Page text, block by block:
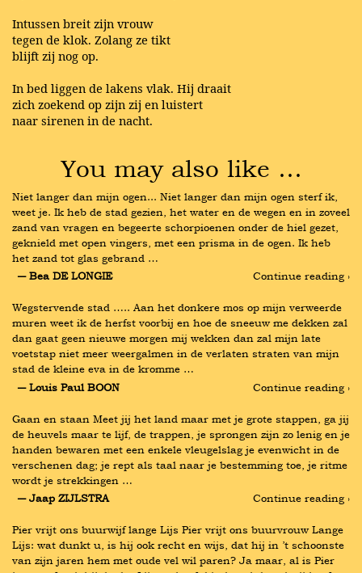
Intussen breit zijn vrouw
tegen de klok. Zolang ze tikt
blijft zij nog op.
In bed liggen de lakens vlak. Hij draait
zich zoekend op zijn zij en luistert
naar sirenen in de nacht.
You may also like …
Niet langer dan mijn ogen... Niet langer dan mijn ogen sterf ik,
weet je. Ik heb de stad gezien, het water en de wegen en in zoveel
zand van vragen en begeerte schorpioenen onder de hiel gezet,
geknield met open vingers, met een prisma in de ogen. Ik heb
het zand tot glas gebrand …
― Bea DE LONGIE
Continue reading ›
Wegstervende stad ….. Aan het donkere mos op mijn verweerde
muren weet ik de herfst voorbij en hoe de sneeuw me dekken zal
dan gaat geen nieuwe morgen mij wekken dan zal mijn late
voetstap niet meer weergalmen in de verlaten straten van mijn
stad de kleine eva in de kromme …
― Louis Paul BOON
Continue reading ›
Gaan en staan Meet jij het land maar met je grote stappen, ga jij
de heuvels maar te lijf, de trappen, je sprongen zijn zo lenig en je
handen bewaren met een enkele vleugelslag je evenwicht in de
verschenen dag; je rept als taal naar je bestemming toe, je ritme
wordt je strekkingen …
― Jaap ZIJLSTRA
Continue reading ›
Pier vrijt ons buurwijf lange Lijs Pier vrijt ons buurvrouw Lange
Lijs: wat dunkt u, is hij ook recht en wijs, dat hij in ’t schoonste
van zijn jaren hem met oude vel wil paren? Ja maar, al is Pier